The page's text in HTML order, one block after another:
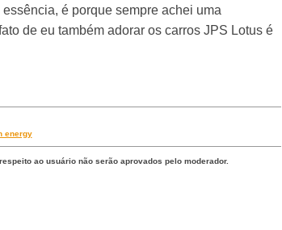
é porque sempre achei uma
de eu também adorar os carros JPS Lotus é
energy
ao usuário não serão aprovados pelo moderador.